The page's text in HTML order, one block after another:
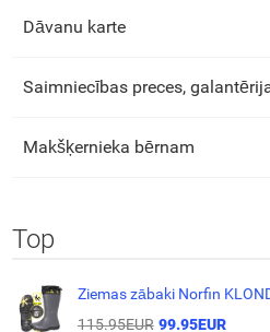
Dāvanu karte
Saimniecības preces,
Makšķernieka bērnam
Top
Ziemas zābaki Norfin
115.95EUR 99.95EUR